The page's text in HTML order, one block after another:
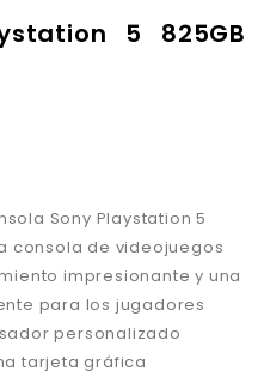
5 825GB
Sony Playstation 5
consola de videojuegos
impresionante y una
para los jugadores
personalizado
tarjeta gráfica